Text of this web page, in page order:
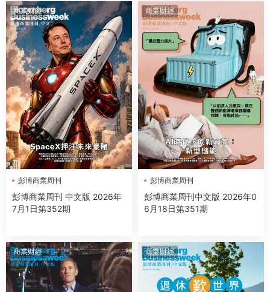
商業财經
彭博商業周刊
彭博商業周刊 中文版 2026年
7月1日第352期
商業财經
彭博商業周刊
彭博商業周刊中文版 2026年0
6月18日第351期
商業财經 商業财經